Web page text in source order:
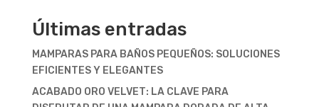
Últimas entradas
MAMPARAS PARA BAÑOS PEQUEÑOS: SOLUCIONES
EFICIENTES Y ELEGANTES
ACABADO ORO VELVET: LA CLAVE PARA